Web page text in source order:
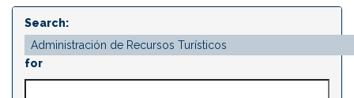
Search:
for